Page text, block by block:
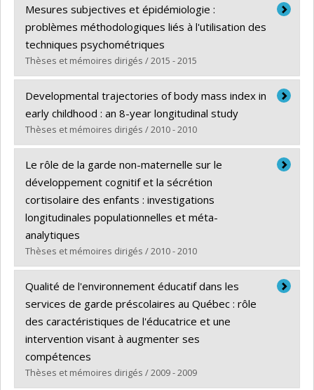
Diplômé(e) :Pryor, Laura Elizabeth
Cycle :Doctorat
Diplôme obtenu :Ph. D.
Lien vers le document dans Papyrus
Mesures subjectives et épidémiologie :
problèmes méthodologiques liés à l'utilisation des
techniques psychométriques
Thèses et mémoires dirigés / 2015 - 2015
Diplômé(e) :Rouquette, Alexandra
Cycle :Doctorat
Diplôme obtenu :Ph. D.
Lien vers le document dans Papyrus
Developmental trajectories of body mass index in
early childhood : an 8-year longitudinal study
Thèses et mémoires dirigés / 2010 - 2010
Diplômé(e) :Pryor, Laura E.
Cycle :Maîtrise
Diplôme obtenu :M. Sc.
Lien vers le document dans Papyrus
Le rôle de la garde non-maternelle sur le
développement cognitif et la sécrétion
cortisolaire des enfants : investigations
longitudinales populationnelles et méta-
analytiques
Thèses et mémoires dirigés / 2010 - 2010
Diplômé(e) :Geoffroy, Marie-Claude
Cycle :Doctorat
Diplôme obtenu :Ph. D.
Lien vers le document dans Papyrus
Qualité de l'environnement éducatif dans les
services de garde préscolaires au Québec : rôle
des caractéristiques de l'éducatrice et une
intervention visant à augmenter ses
compétences
Thèses et mémoires dirigés / 2009 - 2009